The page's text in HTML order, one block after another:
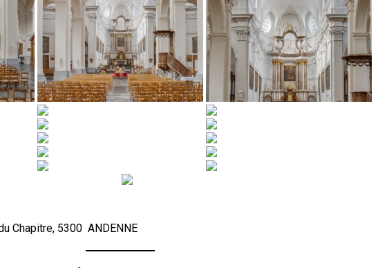
Chapitre, 5300 ANDENNE